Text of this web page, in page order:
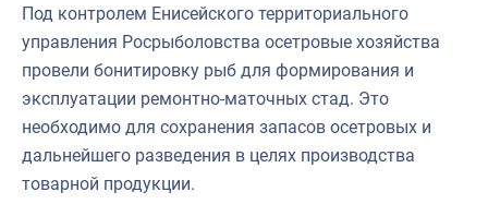
Под контролем Енисейского территориального
управления Росрыболовства осетровые хозяйства
провели бонитировку рыб для формирования и
эксплуатации ремонтно-маточных стад. Это
необходимо для сохранения запасов осетровых и
дальнейшего разведения в целях производства
товарной продукции.